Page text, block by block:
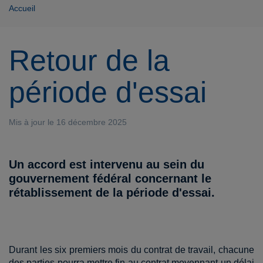
Accueil
Retour de la
période d'essai
Mis à jour le 16 décembre 2025
Un accord est intervenu au sein du
gouvernement fédéral concernant le
rétablissement de la période d'essai.
Durant les six premiers mois du contrat de travail, chacune